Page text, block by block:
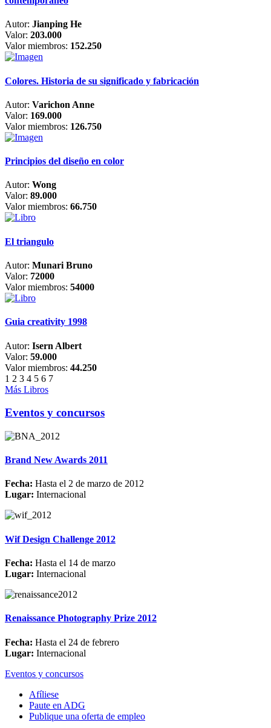
Autor: Jianping He
Valor: 203.000
Valor miembros: 152.250
Colores. Historia de su significado y fabricación
Autor: Varichon Anne
Valor: 169.000
Valor miembros: 126.750
Principios del diseño en color
Autor: Wong
Valor: 89.000
Valor miembros: 66.750
El triangulo
Autor: Munari Bruno
Valor: 72000
Valor miembros: 54000
Guia creativity 1998
Autor: Isern Albert
Valor: 59.000
Valor miembros: 44.250
1 2 3 4 5 6 7
Más Libros
Eventos y concursos
Brand New Awards 2011
Fecha: Hasta el 2 de marzo de 2012
Lugar: Internacional
Wif Design Challenge 2012
Fecha: Hasta el 14 de marzo
Lugar: Internacional
Renaissance Photography Prize 2012
Fecha: Hasta el 24 de febrero
Lugar: Internacional
Eventos y concursos
Afíliese
Paute en ADG
Publique una oferta de empleo